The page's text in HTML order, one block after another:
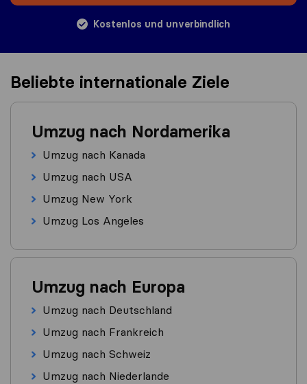
Kostenlos und unverbindlich
Beliebte internationale Ziele
Umzug nach Nordamerika
Umzug nach Kanada
Umzug nach USA
Umzug New York
Umzug Los Angeles
Umzug nach Europa
Umzug nach Deutschland
Umzug nach Frankreich
Umzug nach Schweiz
Umzug nach Niederlande